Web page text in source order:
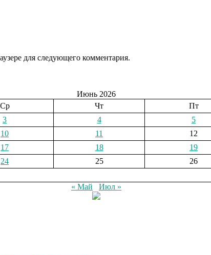
для следующего комментария.
Июнь 2026
Ср Чт Пт
3 4 5
10 11 12
17 18 19
24 25 26
« Май
Июл »